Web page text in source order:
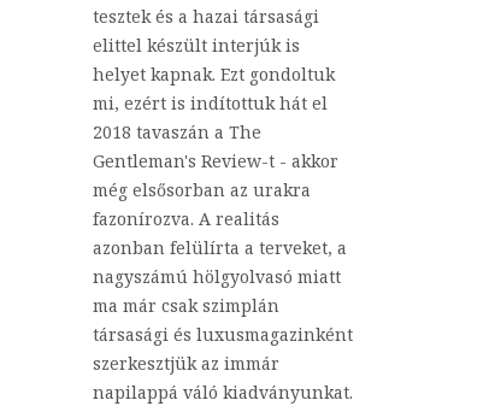
tesztek és a hazai társasági
elittel készült interjúk is
helyet kapnak. Ezt gondoltuk
mi, ezért is indítottuk hát el
2018 tavaszán a The
Gentleman's Review-t - akkor
még elsősorban az urakra
fazonírozva. A realitás
azonban felülírta a terveket, a
nagyszámú hölgyolvasó miatt
ma már csak szimplán
társasági és luxusmagazinként
szerkesztjük az immár
napilappá váló kiadványunkat.